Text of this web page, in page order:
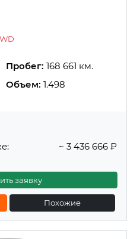
Пробег: 168 661 км.
Объем: 1.498
~ 3 436 666 ₽
заявку
Похожие